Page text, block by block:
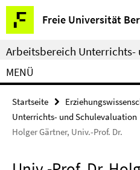
Springe
direkt
zu
Inhalt
Freie Universität
Service-
Navigation
Arbeitsbereich Unterrichts-
MENÜ
Startseite
Unterrichts- und Schulevaluation
Holger Gärtner, Univ.-Prof. Dr.